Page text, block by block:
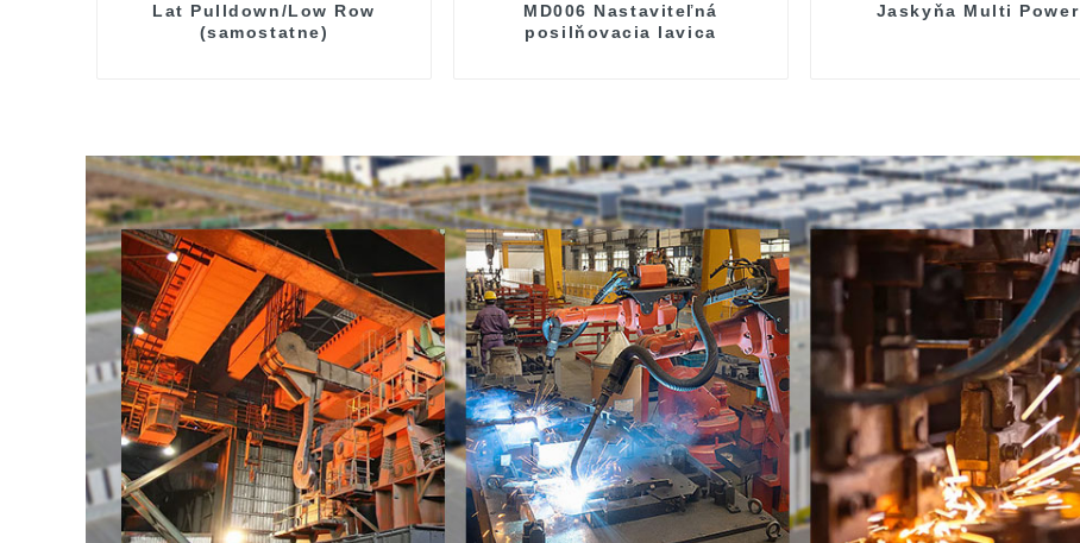
Lat Pulldown/Low Row
(samostatne)
MD006 Nastaviteľná
posilňovacia lavica
Jaskyňa Multi Power